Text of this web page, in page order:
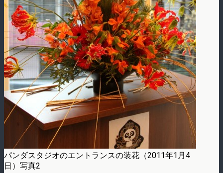
パンダスタジオのエントランスの装花（2011年1月4
日）写真2